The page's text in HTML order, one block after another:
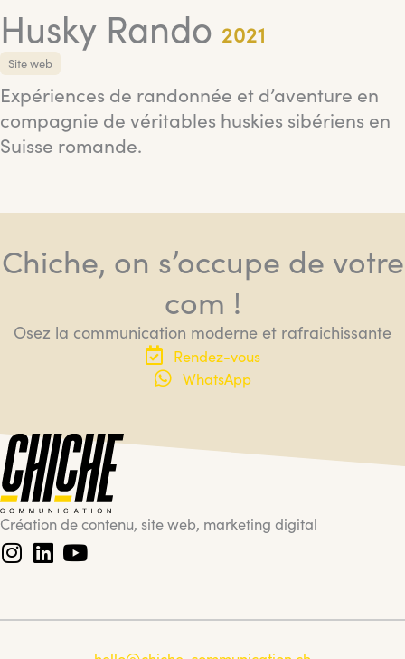
Husky Rando 2021
Site web
Expériences de randonnée et d’aventure en
compagnie de véritables huskies sibériens en
Suisse romande.
Chiche, on s’occupe de votre
com !
Osez la communication moderne et rafraichissante
Rendez-vous
WhatsApp
Création de contenu, site web, marketing digital